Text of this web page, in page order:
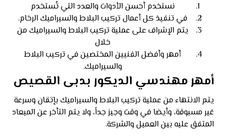
نستخدم أحسن الأدوات والعدد التي تُستخدم
في تنفيذ كل أعمال تركيب البلاط والسيراميك الرخام.
يتم الإشراف على عملية تركيب البلاط والسيراميك من
خلال
أمهر وأفضل الفنيين المختصين في تركيب البلاط
والسيراميك.
أمهر مهندسي الديكور بدبى القصيص
يتم الانتهاء من عملية تركيب البلاط والسيراميك بإتقان وسرعة
غير مسبوقة، وأيضا في وقت وجيز جداً، ولا يتم التأخر عن الميعاد
المتفق عليه بين العميل والشركة.